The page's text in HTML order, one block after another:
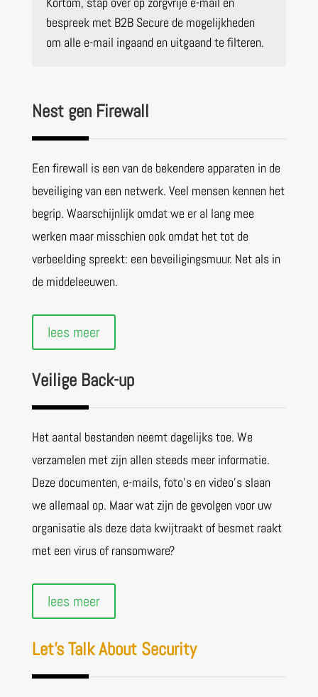
bespreek met B2B Secure de mogelijkheden
om alle e-mail ingaand en uitgaand te filteren.
Nest gen Firewall
Een firewall is een van de bekendere apparaten in de
beveiliging van een netwerk. Veel mensen kennen het
begrip. Waarschijnlijk omdat we er al lang mee
werken maar misschien ook omdat het tot de
verbeelding spreekt: een beveiligingsmuur. Net als in
de middeleeuwen.
lees meer
Veilige Back-up
Het aantal bestanden neemt dagelijks toe. We
verzamelen met zijn allen steeds meer informatie.
Deze documenten, e-mails, foto’s en video’s slaan
we allemaal op. Maar wat zijn de gevolgen voor uw
organisatie als deze data kwijtraakt of besmet raakt
met een virus of ransomware?
lees meer
Let’s Talk About Security